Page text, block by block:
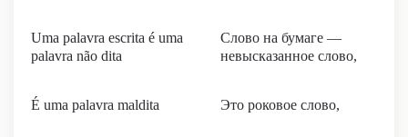
Uma palavra escrita é uma
palavra não dita
Слово на бумаге —
невысказанное слово,
É uma palavra maldita Это роковое слово,